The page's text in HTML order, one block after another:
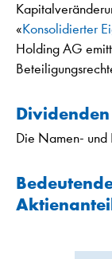
«Konsolidierter
Holding AG
Dividenden
Die Namen- und